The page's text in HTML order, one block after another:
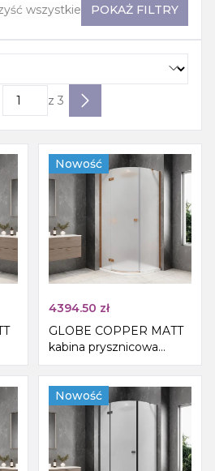
wszystkie POKAŻ FILTRY
z 3
Nowość
4394.50 zł
GLOBE COPPER MATT
kabina prysznicowa
półokrągła
1000x1000mm, szkło
matowe, lewe
Nowość